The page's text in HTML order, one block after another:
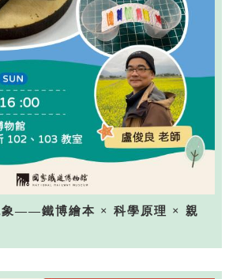
象——鐵博繪本 × 科學原理 × 親